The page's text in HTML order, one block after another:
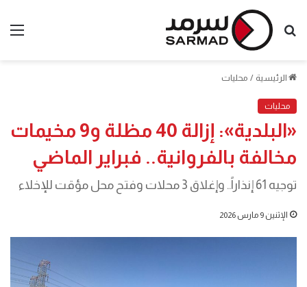
بحث
الرئيسية / محليات
محليات
«البلدية»: إزالة 40 مظلة و9 مخيمات
مخالفة بالفروانية.. فبراير الماضي
توجيه 61 إنذاراً.. وإغلاق 3 محلات وفتح محل مؤقت للإخلاء
الإثنين 9 مارس 2026